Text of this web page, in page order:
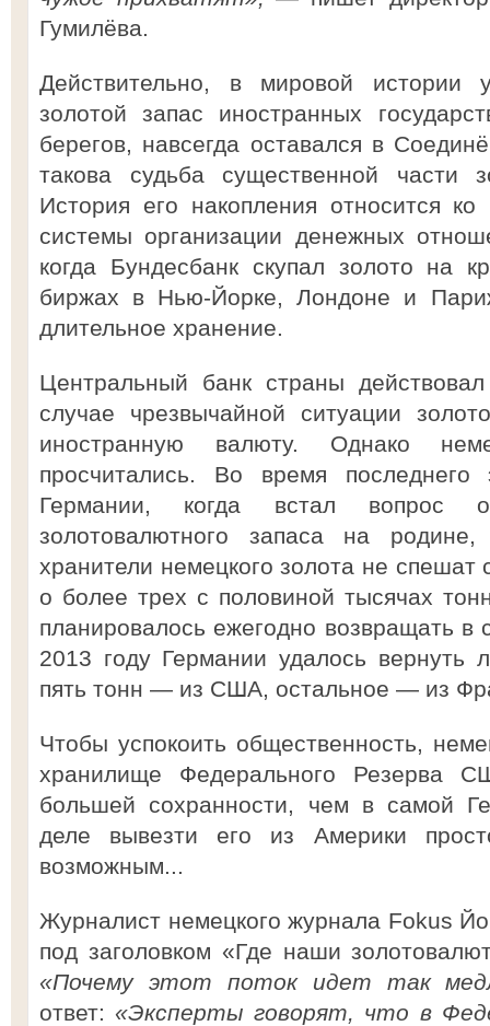
Гумилёва.
Действительно, в мировой
золотой запас иностранных
берегов, навсегда оставался в
такова судьба существенной части
История его накопления относится
системы организации денежных
когда Бундесбанк скупал золото на
биржах в Нью-Йорке, Лондоне и
длительное хранение.
Центральный банк страны
случае чрезвычайной ситуации
иностранную валюту. Однако
просчитались. Во время последнего
Германии, когда встал вопрос о
золотовалютного запаса на
хранители немецкого золота не спешат
о более трех с половиной тысячах
планировалось ежегодно возвращать в
2013 году Германии удалось
пять тонн — из США, остальное — из
Чтобы успокоить общественность,
хранилище Федерального Резерва
большей сохранности, чем в самой
деле вывезти его из Америки
возможным...
Журналист немецкого журнала Fokus
под заголовком «Где наши
«Почему этот поток идет так
ответ:«Эксперты говорят, что в